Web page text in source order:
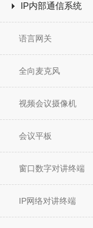
IP内部通信系统
语言网关
全向麦克风
视频会议摄像机
会议平板
窗口数字对讲终端
IP网络对讲终端